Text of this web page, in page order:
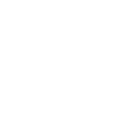
som passer din stil og